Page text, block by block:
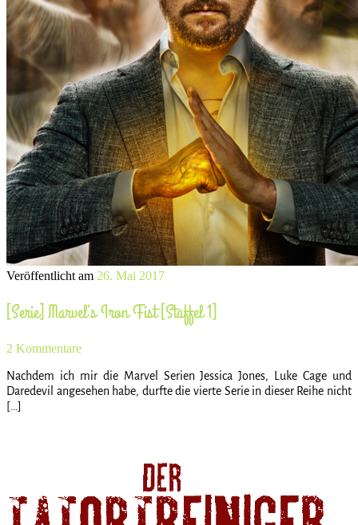
Veröffentlicht am 26. Mai 2017
[Serie] Marvel’s Iron Fist [Staffel 1]
2 Kommentare
Nachdem ich mir die Marvel Serien Jessica Jones, Luke Cage und
Daredevil angesehen habe, durfte die vierte Serie in dieser Reihe nicht
[…]